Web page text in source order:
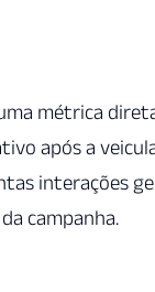
métrica
após a
interações
campanha.